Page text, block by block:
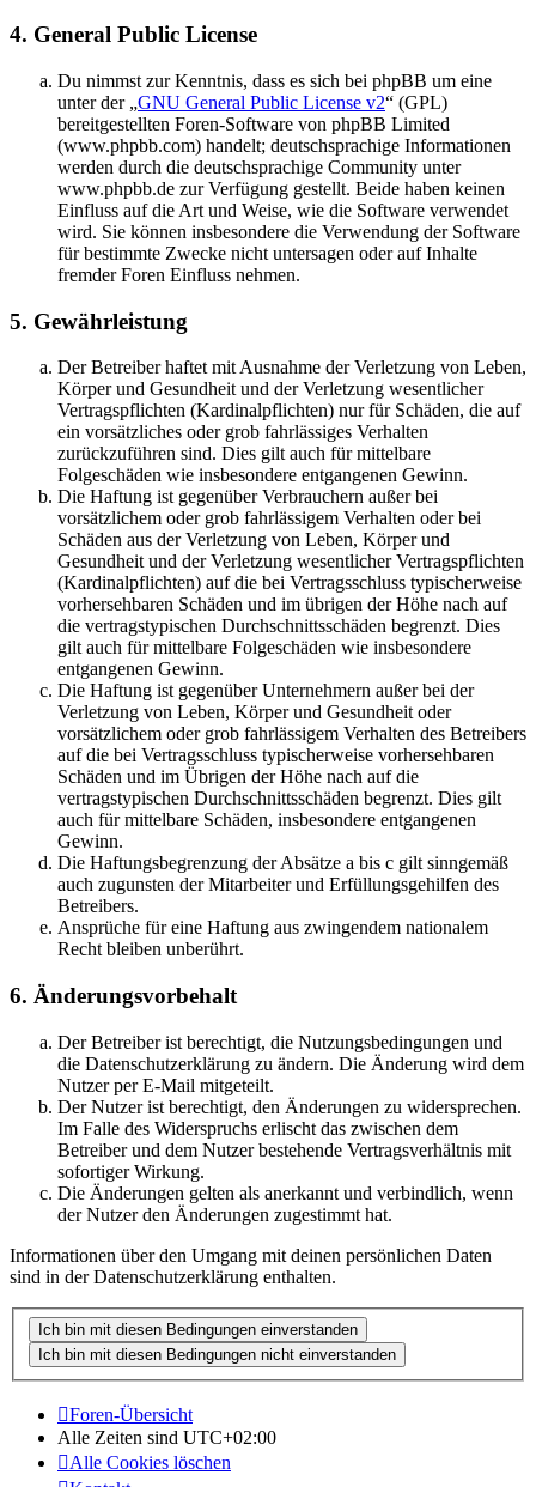
4. General Public License
Du nimmst zur Kenntnis, dass es sich bei phpBB um eine
unter der „GNU General Public License v2“ (GPL)
bereitgestellten Foren-Software von phpBB Limited
(www.phpbb.com) handelt; deutschsprachige Informationen
werden durch die deutschsprachige Community unter
www.phpbb.de zur Verfügung gestellt. Beide haben keinen
Einfluss auf die Art und Weise, wie die Software verwendet
wird. Sie können insbesondere die Verwendung der Software
für bestimmte Zwecke nicht untersagen oder auf Inhalte
fremder Foren Einfluss nehmen.
5. Gewährleistung
Der Betreiber haftet mit Ausnahme der Verletzung von Leben,
Körper und Gesundheit und der Verletzung wesentlicher
Vertragspflichten (Kardinalpflichten) nur für Schäden, die auf
ein vorsätzliches oder grob fahrlässiges Verhalten
zurückzuführen sind. Dies gilt auch für mittelbare
Folgeschäden wie insbesondere entgangenen Gewinn.
Die Haftung ist gegenüber Verbrauchern außer bei
vorsätzlichem oder grob fahrlässigem Verhalten oder bei
Schäden aus der Verletzung von Leben, Körper und
Gesundheit und der Verletzung wesentlicher Vertragspflichten
(Kardinalpflichten) auf die bei Vertragsschluss typischerweise
vorhersehbaren Schäden und im übrigen der Höhe nach auf
die vertragstypischen Durchschnittsschäden begrenzt. Dies
gilt auch für mittelbare Folgeschäden wie insbesondere
entgangenen Gewinn.
Die Haftung ist gegenüber Unternehmern außer bei der
Verletzung von Leben, Körper und Gesundheit oder
vorsätzlichem oder grob fahrlässigem Verhalten des Betreibers
auf die bei Vertragsschluss typischerweise vorhersehbaren
Schäden und im Übrigen der Höhe nach auf die
vertragstypischen Durchschnittsschäden begrenzt. Dies gilt
auch für mittelbare Schäden, insbesondere entgangenen
Gewinn.
Die Haftungsbegrenzung der Absätze a bis c gilt sinngemäß
auch zugunsten der Mitarbeiter und Erfüllungsgehilfen des
Betreibers.
Ansprüche für eine Haftung aus zwingendem nationalem
Recht bleiben unberührt.
6. Änderungsvorbehalt
Der Betreiber ist berechtigt, die Nutzungsbedingungen und
die Datenschutzerklärung zu ändern. Die Änderung wird dem
Nutzer per E-Mail mitgeteilt.
Der Nutzer ist berechtigt, den Änderungen zu widersprechen.
Im Falle des Widerspruchs erlischt das zwischen dem
Betreiber und dem Nutzer bestehende Vertragsverhältnis mit
sofortiger Wirkung.
Die Änderungen gelten als anerkannt und verbindlich, wenn
der Nutzer den Änderungen zugestimmt hat.
Informationen über den Umgang mit deinen persönlichen Daten
sind in der Datenschutzerklärung enthalten.
Foren-Übersicht
Alle Zeiten sind UTC+02:00
Alle Cookies löschen